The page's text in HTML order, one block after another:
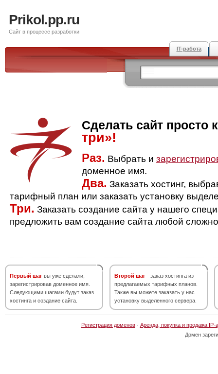
Prikol.pp.ru
Сайт в процессе разработки
IT-работа
Сделать сайт просто
три»!
Раз. Выбрать и
доменное имя.
Два. Заказать хостинг,
тарифный план или заказать установку
Три. Заказать создание сайта у нашего
предложить вам создание сайта любой
Первый шаг вы уже сделали,
зарегистрировав доменное имя.
Следующими шагами будут заказ
хостинга и создание сайта.
Второй шаг - заказ хостинга из
предлагаемых тарифных планов.
Также вы можете заказать у нас
установку выделенного сервера.
Регистрация доменов· Аренда, покупка и продажа IP-
Домен